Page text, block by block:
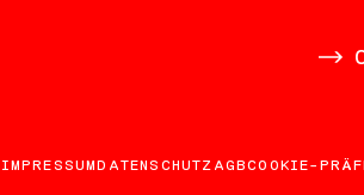
IMPRESSUMDATENSCHUTZ AGBCOOKIE-